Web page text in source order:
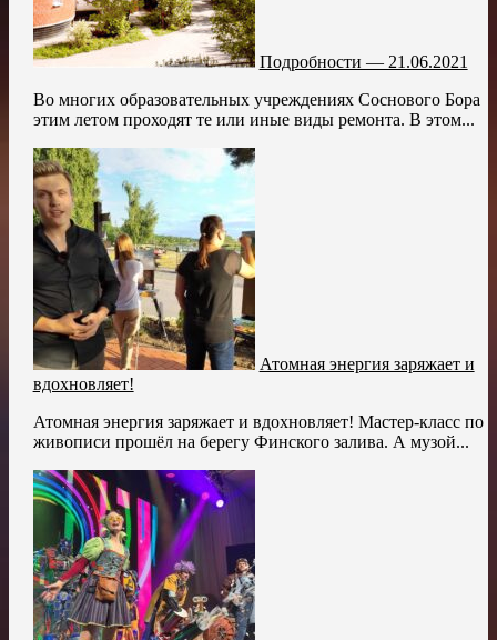
Подробности — 21.06.2021
Во многих образовательных учреждениях Соснового Бора
этим летом проходят те или иные виды ремонта. В этом...
Атомная энергия заряжает и
вдохновляет!
Атомная энергия заряжает и вдохновляет! Мастер-класс по
живописи прошёл на берегу Финского залива. А музой...